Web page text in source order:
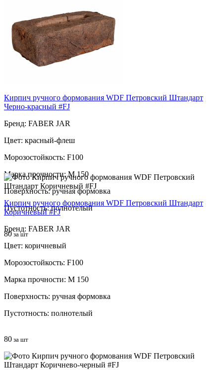
Поверхность: ручная формовка
Пустотность: полнотелый
за шт
Кирпич ручного формования WDF Петровский Штандарт
Черно-красный #FJ
Бренд: FABER JAR
Цвет: красный-флеш
Морозостойкость: F100
Марка прочности: М 150
Поверхность: ручная формовка
Пустотность: полнотелый
80 за шт
Кирпич ручного формования WDF Петровский Штандарт
Коричневый #FJ
Бренд: FABER JAR
Цвет: коричневый
Морозостойкость: F100
Марка прочности: М 150
Поверхность: ручная формовка
Пустотность: полнотелый
80 за шт